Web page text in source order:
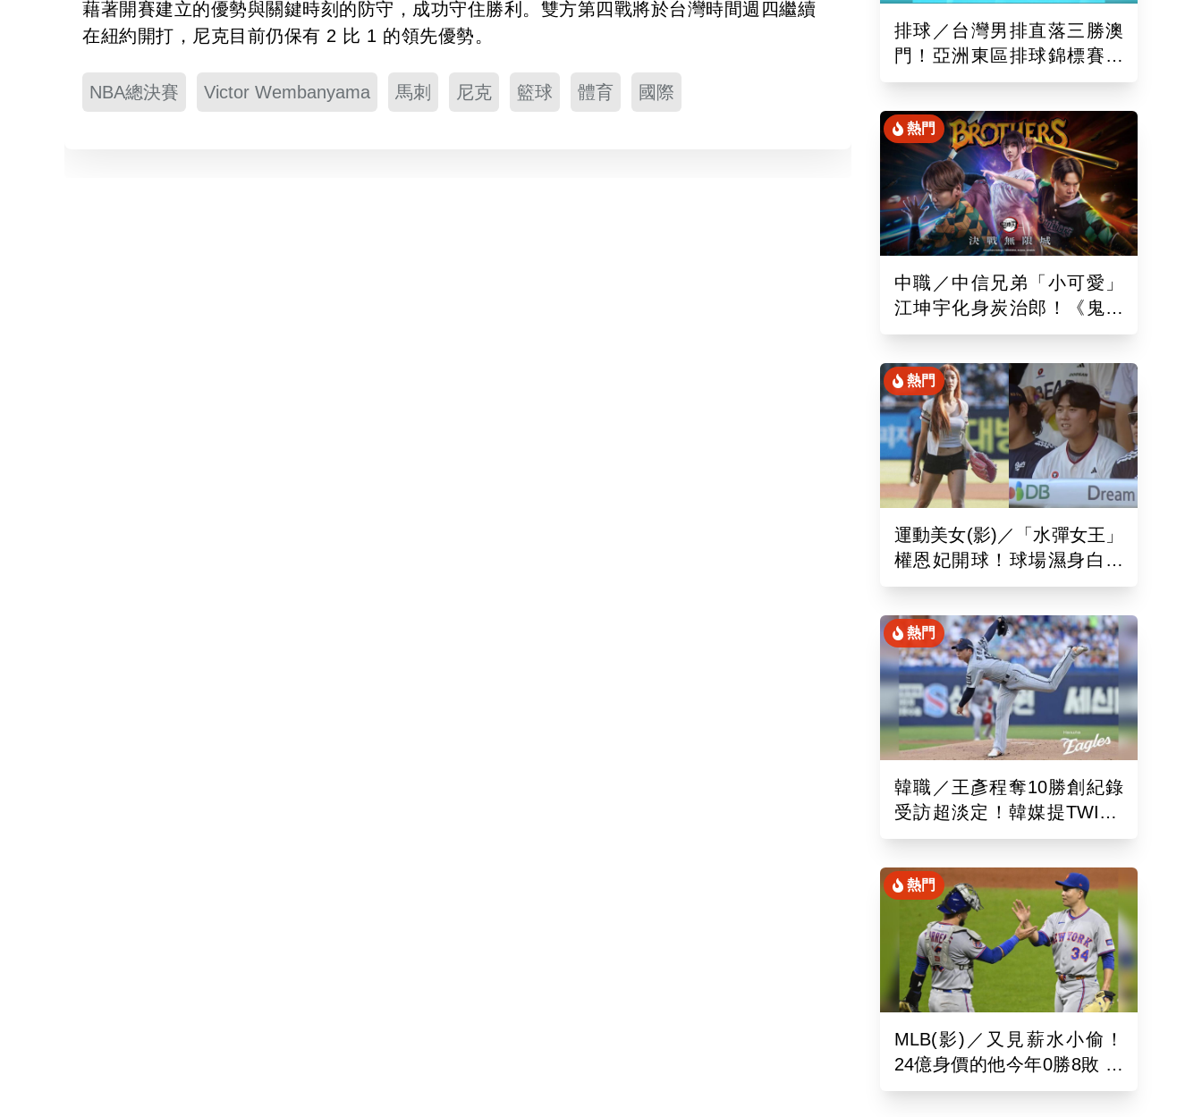
藉著開賽建立的優勢與關鍵時刻的防守，成功守住勝利。雙方第四戰將於台灣時間週四繼續
在紐約開打，尼克目前仍保有 2 比 1 的領先優勢。
NBA總決賽 Victor Wembanyama 馬刺 尼克 籃球 體育 國際
排球／台灣男排直落三勝澳
門！亞洲東區排球錦標賽開
紅盤 建立默契備戰亞運
熱門
中職／中信兄弟「小可愛」
江坤宇化身炭治郎！《鬼滅
之刃》主題日大巨蛋票價、
熱門
運動美女(影)／「水彈女王」
權恩妃開球！球場濕身白色
背心辣翻 斗山熊球員當場
熱門
韓職／王彥程奪10勝創紀錄
受訪超淡定！韓媒提TWICE
娜璉笑開懷網友全笑翻
熱門
MLB(影)／又見薪水小偷！
24億身價的他今年0勝8敗 幽
靈指叉只能從牛棚出發